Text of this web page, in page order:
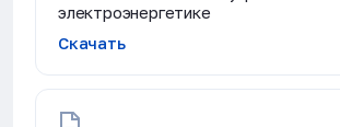
электроэнергетике
Скачать